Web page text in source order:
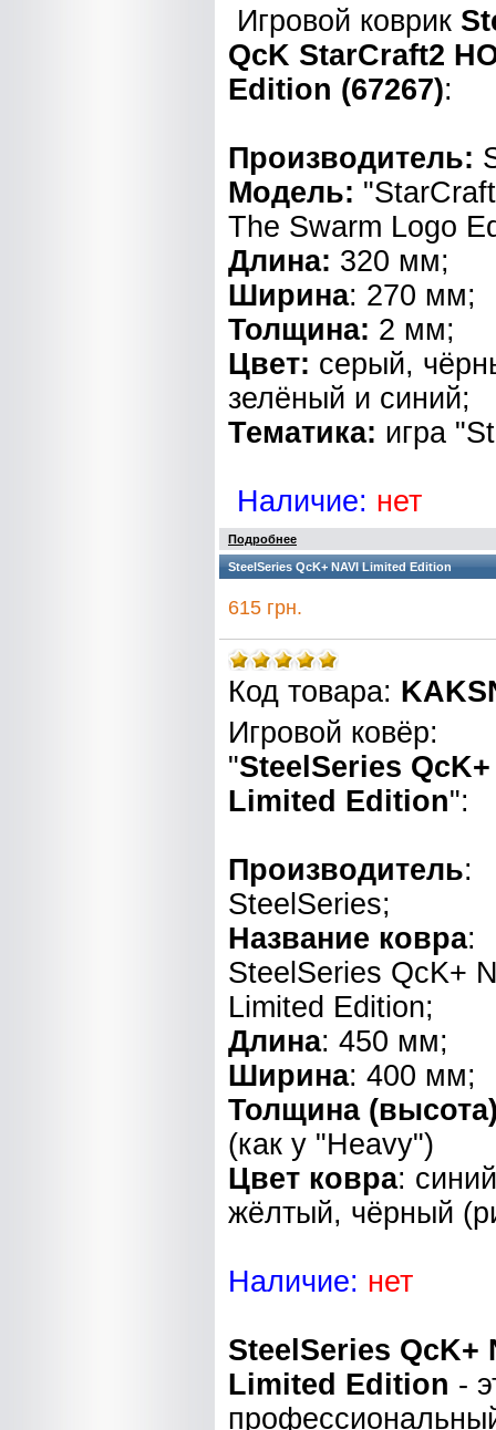
Игровой коврик
QcK StarCraft2
Edition (67267):
Производитель:
Модель: "
The Swarm Logo
Длина: 320 мм;
Ширина: 270 мм;
Толщина: 2 мм;
Цвет: серый,
зелёный и синий;
Тематика: игра
Наличие: нет
Подробнее
SteelSeries QcK+ NAVI Limited Edition
615 грн.
Код товара:
Игровой ковёр:
"SteelSeries
Limited Edition":
Производитель:
SteelSeries;
Название ковра:
SteelSeries QcK+
Limited Edition;
Длина: 450 мм;
Ширина: 400 мм;
Толщина
(как у "Heavy")
Цвет ковра:
жёлтый, чёрный
Наличие: нет
SteelSeries QcK+
Limited Edition -